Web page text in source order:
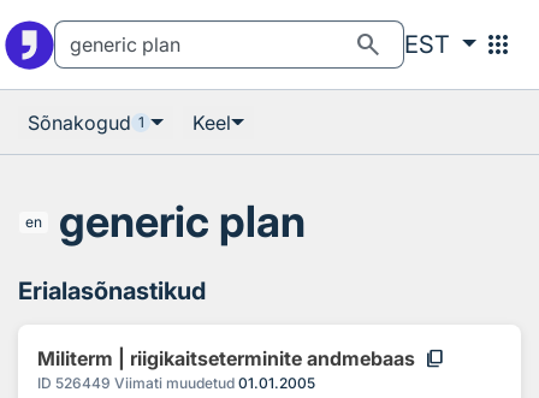
search EST apps
Sõnakogud 1 Keel
en generic plan
Erialasõnastikud
Militerm | riigikaitseterminite andmebaas content_copy
ID 526449 Viimati muudetud 01.01.2005